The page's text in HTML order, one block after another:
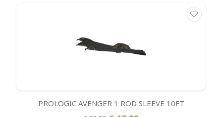
PROLOGIC AVENGER 1 ROD SLEEVE 10FT